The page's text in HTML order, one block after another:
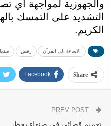
والجهوزية لمواجهة أي
التشديد على التمسك
الكريم.
الاساءة الى القرآن رفض
Share
Facebook
تعميم قضائي في صنعاء يحظر